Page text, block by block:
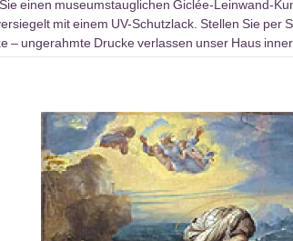
einen museumstauglichen Giclée-Leinwand-
mit einem UV-Schutzlack. Stellen Sie
– ungerahmte Drucke verlassen unser Haus